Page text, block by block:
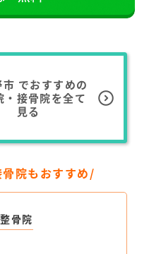
市 でおすすめの
・接骨院を全て
見る
院もおすすめ/
骨院